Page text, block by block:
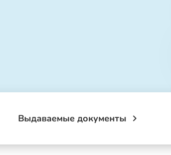
Выдаваемые документы